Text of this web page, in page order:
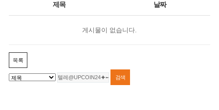
제목 날짜
게시물이 없습니다.
목록